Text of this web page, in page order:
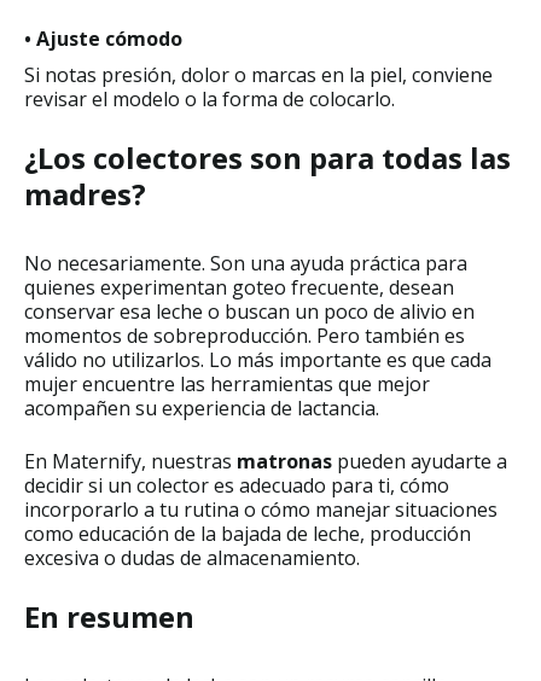
• Ajuste cómodo
Si notas presión, dolor o marcas en la piel, conviene
revisar el modelo o la forma de colocarlo.
¿Los colectores son para todas las
madres?
No necesariamente. Son una ayuda práctica para
quienes experimentan goteo frecuente, desean
conservar esa leche o buscan un poco de alivio en
momentos de sobreproducción. Pero también es
válido no utilizarlos. Lo más importante es que cada
mujer encuentre las herramientas que mejor
acompañen su experiencia de lactancia.
En Maternify, nuestras matronas pueden ayudarte a
decidir si un colector es adecuado para ti, cómo
incorporarlo a tu rutina o cómo manejar situaciones
como educación de la bajada de leche, producción
excesiva o dudas de almacenamiento.
En resumen